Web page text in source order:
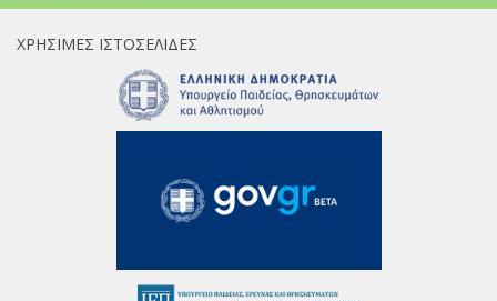
ΧΡΉΣΙΜΕΣ ΙΣΤΟΣΕΛΊΔΕΣ